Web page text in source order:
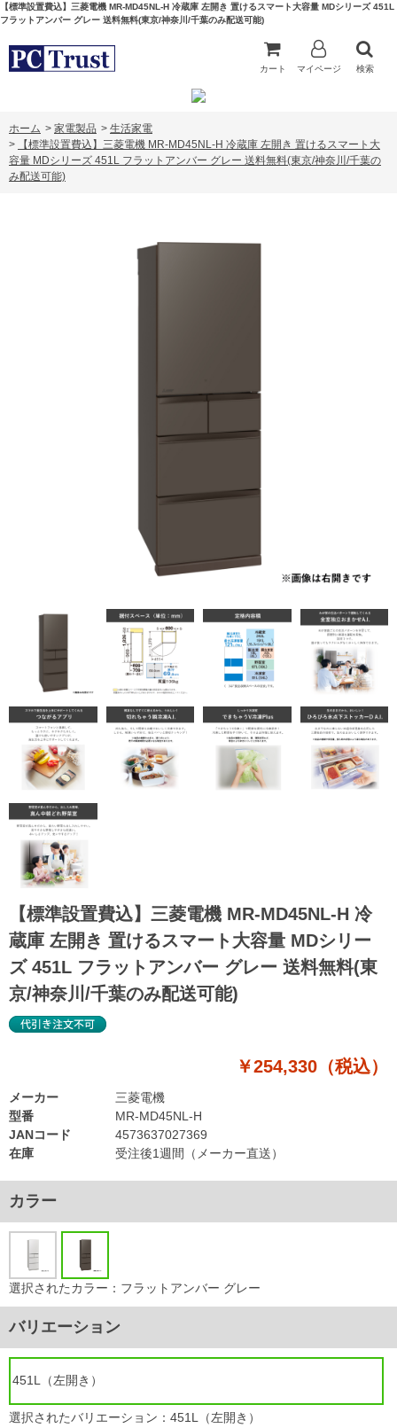
【標準設置費込】三菱電機 MR-MD45NL-H 冷蔵庫 左開き 置けるスマート大容量 MDシリーズ 451L
フラットアンバー グレー 送料無料(東京/神奈川/千葉のみ配送可能)
カート マイページ 検索
ホーム > 家電製品 > 生活家電
>
【標準設置費込】三菱電機 MR-MD45NL-H 冷蔵庫 左開き 置けるスマート大
容量 MDシリーズ 451L フラットアンバー グレー 送料無料(東京/神奈川/千葉の
み配送可能)
【標準設置費込】三菱電機 MR-MD45NL-H 冷
蔵庫 左開き 置けるスマート大容量 MDシリー
ズ 451L フラットアンバー グレー 送料無料(東
京/神奈川/千葉のみ配送可能)
￥254,330（税込）
型番
MR-MD45NL-H
JANコード
4573637027369
在庫
受注後1週間（メーカー直送）
メーカー 三菱電機
カラー
選択されたカラー：フラットアンバー グレー
バリエーション
451L（左開き）
選択されたバリエーション：451L（左開き）